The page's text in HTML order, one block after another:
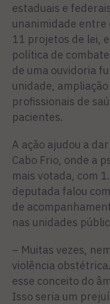
estaduais e
unanimidade entre
11 projetos de lei,
política de
de uma ouvidoria
unidade,
profissionais de
pacientes.
A ação ajudou a
Cabo Frio, onde a
mais votada, com
deputada falou
de
nas unidades
– Muitas vezes,
violência
esse conceito do
Isso seria um